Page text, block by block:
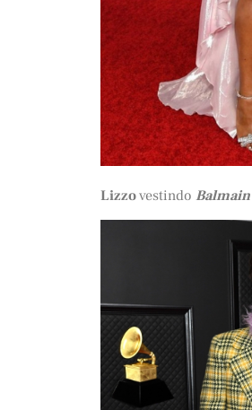
Lizzovestindo Balmain